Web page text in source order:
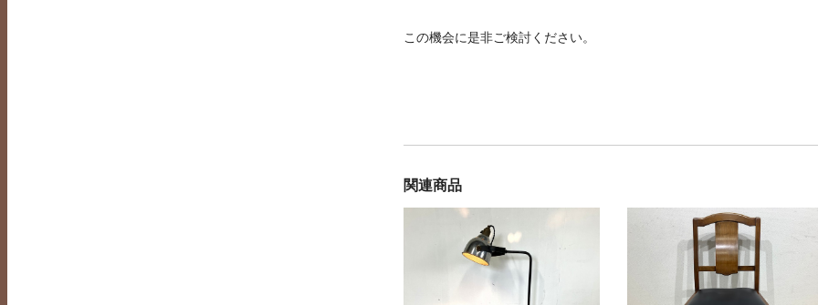
この機会に是非ご検討ください。
関連商品